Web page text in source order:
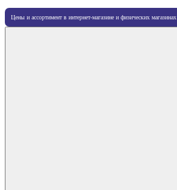
Цены и ассортимент в интернет-магазине и физических